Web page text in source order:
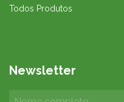
Todos Produtos
Newsletter